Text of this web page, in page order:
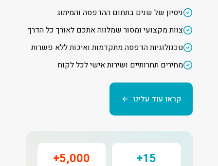
ניסיון של שנים בתחום ההדפסה והמיתוג
צוות מקצועי ומסור שמלווה אתכם לאורך כל הדרך
טכנולוגיות הדפסה מתקדמות ואיכות ללא פשרות
מחירים תחרותיים ושירות אישי לכל לקוח
קראו עוד עלינו
15+
5,000+